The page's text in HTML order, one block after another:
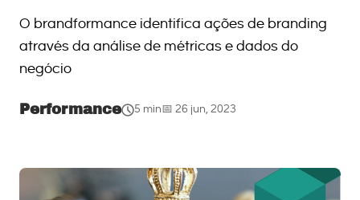
O brandformance identifica ações de branding
através da análise de métricas e dados do
negócio
Performance 5 min 📅 26 jun, 2023